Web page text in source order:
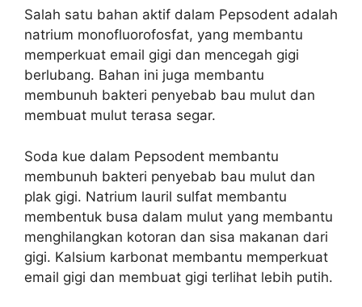
Salah satu bahan aktif dalam Pepsodent adalah
natrium monofluorofosfat, yang membantu
memperkuat email gigi dan mencegah gigi
berlubang. Bahan ini juga membantu
membunuh bakteri penyebab bau mulut dan
membuat mulut terasa segar.
Soda kue dalam Pepsodent membantu
membunuh bakteri penyebab bau mulut dan
plak gigi. Natrium lauril sulfat membantu
membentuk busa dalam mulut yang membantu
menghilangkan kotoran dan sisa makanan dari
gigi. Kalsium karbonat membantu memperkuat
email gigi dan membuat gigi terlihat lebih putih.